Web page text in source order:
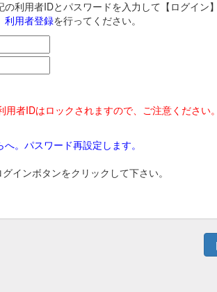
利用者IDとパスワードを入力して【ログイン
利用者登録を行ってください。
用者IDはロックされますので、ご注意ください。
。パスワード再設定します。
インボタンをクリックして下さい。